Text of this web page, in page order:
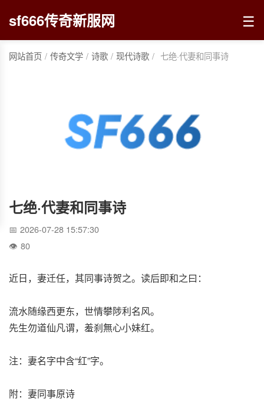
sf666传奇新服网 ☰
网站首页 / 传奇文学 / 诗歌 / 现代诗歌 / 七绝·代妻和同事诗
七绝·代妻和同事诗
2026-07-28 15:57:30
80
近日，妻迁任，其同事诗贺之。读后即和之曰：
流水随缘西更东，世情攀陟利名风。
先生勿道仙凡谓，羞刹無心小妹红。
注：妻名字中含“红”字。
附：妻同事原诗